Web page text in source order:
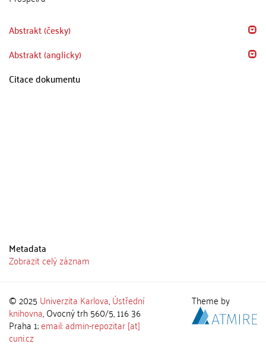
Abstrakt (česky)
Abstrakt (anglicky)
Citace dokumentu
Metadata
Zobrazit celý záznam
© 2025 Univerzita Karlova,Ústřední
knihovna, Ovocný trh 560/5, 116 36
Praha 1;email: admin-repozitar [at]
cuni.cz
Theme by